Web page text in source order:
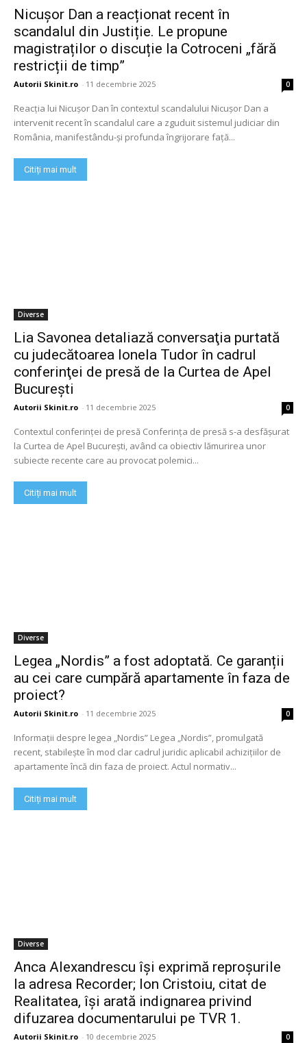
Nicușor Dan a reacționat recent în
scandalul din Justiție. Le propune
magistraților o discuție la Cotroceni „fără
restricții de timp”
Autorii Skinit.ro - 11 decembrie 2025 0
Reacția lui Nicușor Dan în contextul scandalului Nicușor Dan a
intervenit recent în scandalul care a zguduit sistemul judiciar din
România, manifestându-și profunda îngrijorare față...
Citiți mai mult
Diverse
Lia Savonea detaliază conversaţia purtată
cu judecătoarea Ionela Tudor în cadrul
conferinţei de presă de la Curtea de Apel
Bucureşti
Autorii Skinit.ro - 11 decembrie 2025 0
Contextul conferinței de presă Conferința de presă s-a desfășurat
la Curtea de Apel București, având ca obiectiv lămurirea unor
subiecte recente care au provocat polemici...
Citiți mai mult
Diverse
Legea „Nordis” a fost adoptată. Ce garanții
au cei care cumpără apartamente în faza de
proiect?
Autorii Skinit.ro - 11 decembrie 2025 0
Informații despre legea „Nordis” Legea „Nordis”, promulgată
recent, stabilește în mod clar cadrul juridic aplicabil achizițiilor de
apartamente încă din faza de proiect. Actul normativ...
Citiți mai mult
Diverse
Anca Alexandrescu îşi exprimă reproşurile
la adresa Recorder; Ion Cristoiu, citat de
Realitatea, îşi arată indignarea privind
difuzarea documentarului pe TVR 1.
Autorii Skinit.ro - 10 decembrie 2025 0